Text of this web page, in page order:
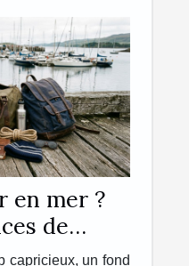
en mer ?
de
leur sac
capricieux, un fond